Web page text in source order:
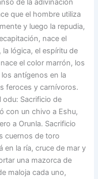
de la adivinación
que el hombre utiliza
y luego la repudia,
nace el
lógica, el espíritu de
el color marrón, los
antígenos en la
feroces y carnívoros.
odu: Sacrificio de
con un chivo a Eshu,
a Orunla. Sacrificio
cuernos de toro
en la ría, cruce de mar y
una mazorca de
maloja cada uno,